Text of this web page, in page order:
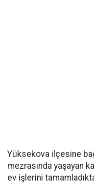
Yüksekova ilçesine
mezrasında yaşayan
ev işlerini